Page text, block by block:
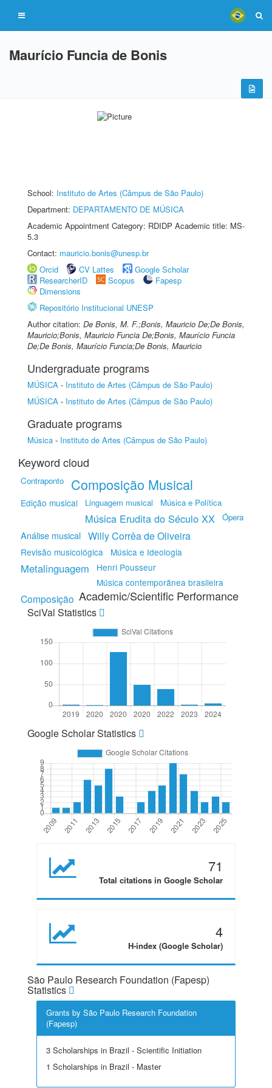
Maurício Funcia de Bonis
School: Instituto de Artes (Câmpus de São Paulo)
Department: DEPARTAMENTO DE MÚSICA
Academic Appointment Category: RDIDP Academic title: MS-
5.3
Contact: mauricio.bonis@unesp.br
Orcid
CV Lattes
Google Scholar
ResearcherID
Scopus
Fapesp
Dimensions
Repositório Institucional UNESP
Author citation: De Bonis, M. F.;Bonis, Mauricio De;De Bonis,
Mauricio;Bonis, Mauricio Funcia De;Bonis, Maurício Funcia
De;De Bonis, Maurício Funcia;De Bonis, Mauricio
Undergraduate programs
MÚSICA - Instituto de Artes (Câmpus de São Paulo)
MÚSICA - Instituto de Artes (Câmpus de São Paulo)
Graduate programs
Música - Instituto de Artes (Câmpus de São Paulo)
Keyword cloud
Contraponto Composição Musical
Edição musical Linguagem musical Música e Política
Música Erudita do Século XX Ópera
Análise musical Willy Corrêa de Oliveira
Revisão musicológica Música e Ideologia
Metalinguagem
Henri Pousseur
Música contemporânea brasileira
Composição Academic/Scientific Performance
SciVal Statistics
Google Scholar Statistics
71
Total citations in Google Scholar
4
H-index (Google Scholar)
São Paulo Research Foundation (Fapesp)
Statistics
Grants by São Paulo Research Foundation
(Fapesp)
3 Scholarships in Brazil - Scientific Initiation
1 Scholarships in Brazil - Master